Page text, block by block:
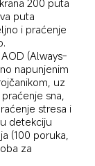
puta
i praćenje
(Always-
napunjenim
uz
sna,
stresa i
detekciju
(100 poruka,
za